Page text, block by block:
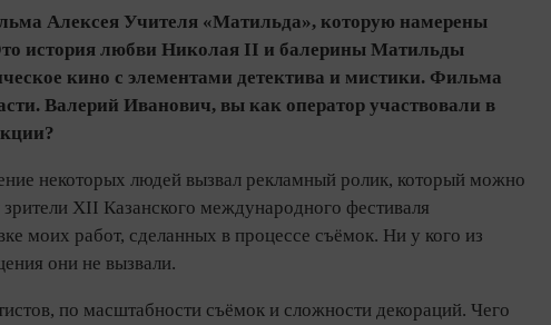
Алексея Учителя «Матильда», которую намерены
история любви Николая II и балерины Матильды
кино с элементами детектива и мистики. Фильма
Валерий Иванович, вы как оператор участвовали в
некоторых людей вызвал рекламный ролик, который можно
XII Казанского международного фестиваля
моих работ, сделанных в процессе съёмок. Ни у кого из
они не вызвали.
по масштабности съёмок и сложности декораций. Чего